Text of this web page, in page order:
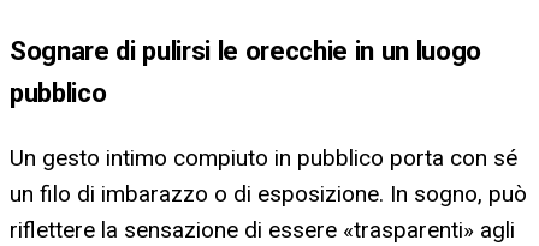
Sognare di pulirsi le orecchie in un luogo
pubblico
Un gesto intimo compiuto in pubblico porta con sé
un filo di imbarazzo o di esposizione. In sogno, può
riflettere la sensazione di essere «trasparenti» agli